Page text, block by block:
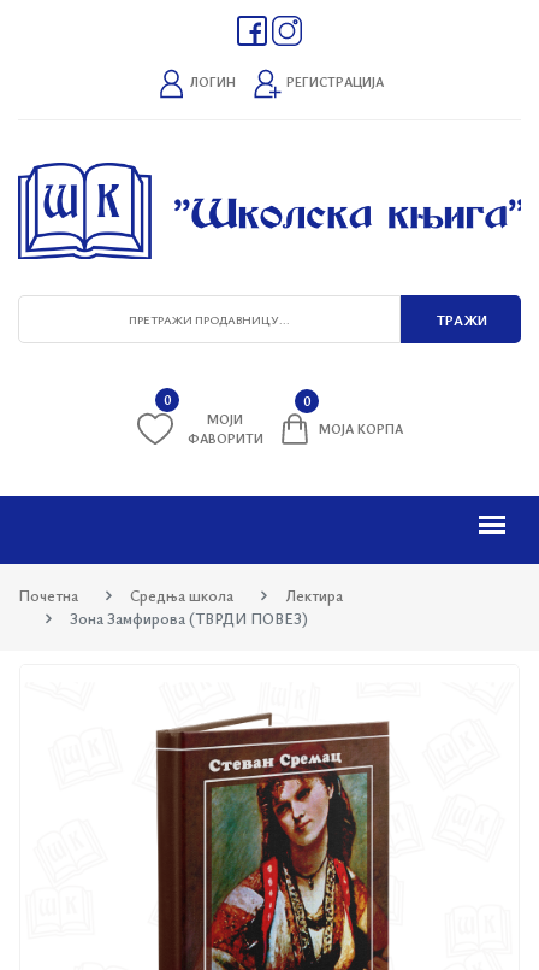
ЛОГИН РЕГИСТРАЦИЈА
0
МОЈИ
ФАВОРИТИ
0
МОЈА КОРПА
Почетна Средња школа
Лектира
Зона Замфирова (ТВРДИ ПОВЕЗ)